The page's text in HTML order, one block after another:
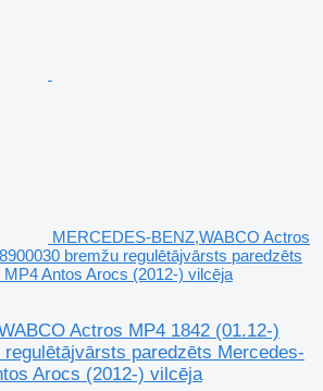
MERCEDES-BENZ,WABCO Actros
bremžu regulētājvārsts paredzēts
Antos Arocs (2012-) vilcēja
Actros MP4 1842 (01.12-)
regulētājvārsts paredzēts Mercedes-
Arocs (2012-) vilcēja